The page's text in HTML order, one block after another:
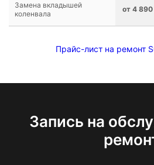
Замена вкладышей
коленвала
от 4 890
Прайс-лист на ремонт
Запись на